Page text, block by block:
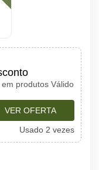
produtos Válido
VER OFERTA
Usado 2 vezes